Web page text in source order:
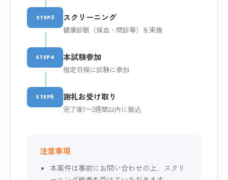
STEP3 スクリーニング
健康診断（採血・問診等）を実施
STEP4 本試験参加
指定日程に試験に参加
STEP5 謝礼お受け取り
完了後1〜2週間以内に振込
注意事項
本案件は事前にお問い合わせの上、スクリ